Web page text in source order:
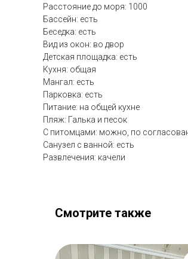
Расстояние до моря: 1000
Бассейн: есть
Беседка: есть
Вид из окон: во двор
Детская площадка: есть
Кухня: общая
Мангал: есть
Парковка: есть
Питание: на общей кухне
Пляж: Галька и песок
С питомцами: можно, по
Санузел с ванной: есть
Развлечения: качели
Смотрите также